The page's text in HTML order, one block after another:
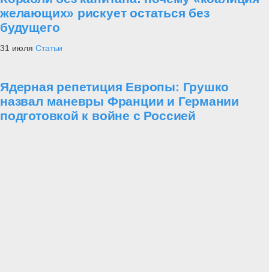
желающих» рискует остаться без
будущего
31 июля Статьи
Ядерная репетиция Европы: Грушко
назвал маневры Франции и Германии
подготовкой к войне с Россией